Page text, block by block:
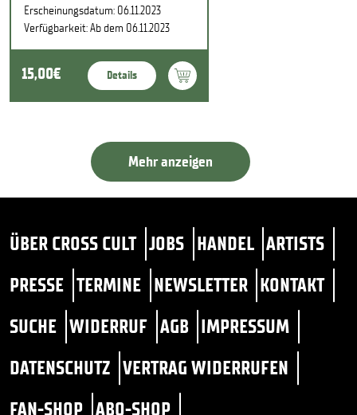
Erscheinungsdatum: 06.11.2023
Verfügbarkeit: Ab dem 06.11.2023
15,00€ Details
Mehr anzeigen
ÜBER CROSS CULT JOBS HANDEL ARTISTS
PRESSE TERMINE NEWSLETTER KONTAKT
SUCHE WIDERRUF AGB IMPRESSUM
DATENSCHUTZ VERTRAG WIDERRUFEN
FAN-SHOP ABO-SHOP